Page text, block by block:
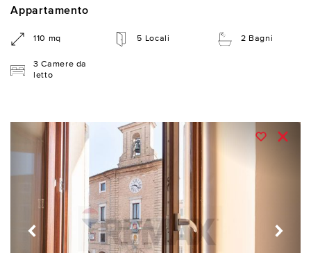
Appartamento
110 mq 5 Locali 2 Bagni
3 Camere da
letto